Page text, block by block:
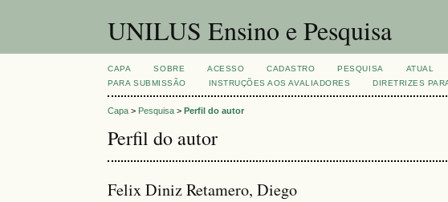
UNILUS Ensino e Pesquisa
CAPA SOBRE ACESSO CADASTRO PESQUISA ATUAL
PARA SUBMISSÃO
INSTRUÇÕES AOS AVALIADORES DIRETRIZES
Capa > Pesquisa >Perfil do autor
Perfil do autor
Felix Diniz Retamero, Diego